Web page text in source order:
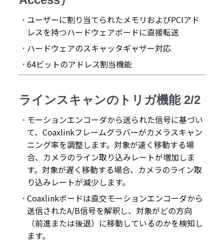
ユーザーに割り当てられたメモリおよびPCIアド
レスを持つハードウェアボードに直接転送
ハードウェアのスキャッタギャザー対応
64ビットのアドレス割当機能
ラインスキャンのトリガ機能 2/2
モーションエンコーダから送られた信号に基づい
て、Coaxlinkフレームグラバーがカメラスキャン
ニング率を調整します。対象が速く移動する場
合、カメラのライン取り込みレートが増加しま
す。対象が遅く移動する場合、カメラのライン取
り込みレートが減少します。
Coaxlinkボードは直交モーションエンコーダから
送信されたA/B信号を解釈し、対象がどの方向
（前進または後退）に移動しているのかを検知し
ます。